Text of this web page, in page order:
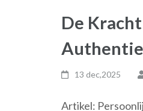
De
13 dec,2025
Artikel: